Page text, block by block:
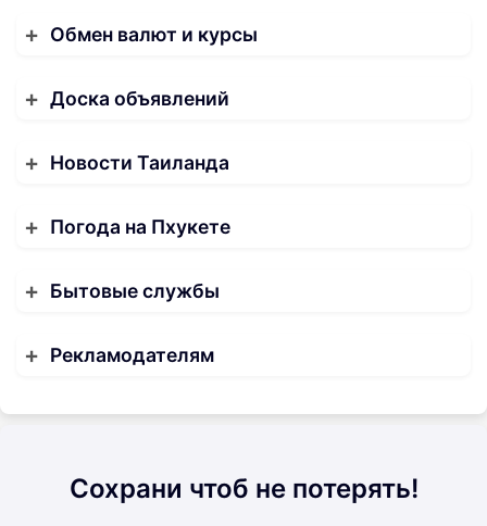
Обмен валют и курсы
Доска объявлений
Новости Таиланда
Погода на Пхукете
Бытовые службы
Рекламодателям
Сохрани чтоб не потерять!